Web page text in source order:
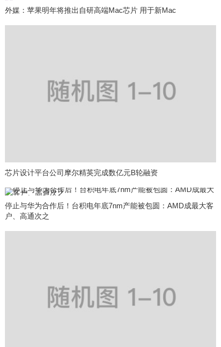
外媒：苹果明年将推出自研高端Mac芯片 用于新Mac
芯片设计平台公司摩尔精英完成数亿元B轮融资
停止与华为合作后！台积电年底7nm产能被包圆：AMD成最大客
户、高通次之